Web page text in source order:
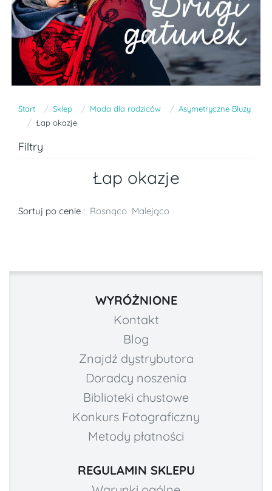
Start Sklep Moda dla rodziców
Asymetryczne Bluzy
Łap okazje
Filtry
Łap okazje
Sortuj po cenie : Rosnąco Malejąco
WYRÓŻNIONE
Kontakt
Blog
Znajdź dystrybutora
Doradcy noszenia
Biblioteki chustowe
Konkurs Fotograficzny
Metody płatności
REGULAMIN SKLEPU